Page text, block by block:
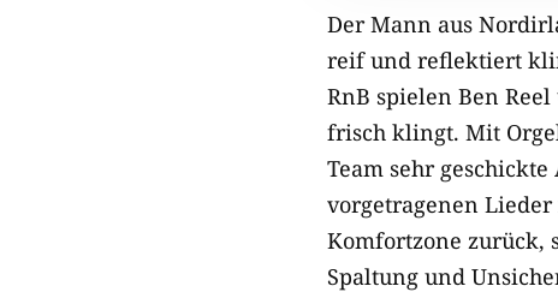
Der Mann aus
reif und reflektiert
RnB spielen Ben
frisch klingt. Mit
Team sehr
vorgetragenen
Komfortzone zurück,
Spaltung und